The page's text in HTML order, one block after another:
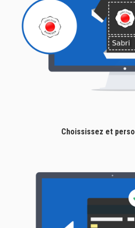
Choississez et